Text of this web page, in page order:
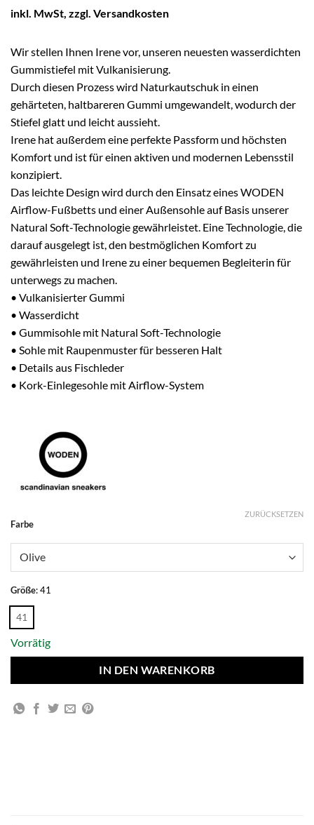
inkl. MwSt, zzgl. Versandkosten
Wir stellen Ihnen Irene vor, unseren neuesten wasserdichten
Gummistiefel mit Vulkanisierung.
Durch diesen Prozess wird Naturkautschuk in einen
gehärteten, haltbareren Gummi umgewandelt, wodurch der
Stiefel glatt und leicht aussieht.
Irene hat außerdem eine perfekte Passform und höchsten
Komfort und ist für einen aktiven und modernen Lebensstil
konzipiert.
Das leichte Design wird durch den Einsatz eines WODEN
Airflow-Fußbetts und einer Außensohle auf Basis unserer
Natural Soft-Technologie gewährleistet. Eine Technologie, die
darauf ausgelegt ist, den bestmöglichen Komfort zu
gewährleisten und Irene zu einer bequemen Begleiterin für
unterwegs zu machen.
• Vulkanisierter Gummi
• Wasserdicht
• Gummisohle mit Natural Soft-Technologie
• Sohle mit Raupenmuster für besseren Halt
• Details aus Fischleder
• Kork-Einlegesohle mit Airflow-System
Farbe
Größe:41
41
ZURÜCKSETZEN
Vorrätig
IN DEN WARENKORB
Alternative: